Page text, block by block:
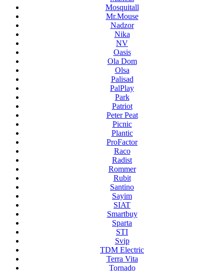
Mosquitall
Mr.Mouse
Nadzor
Nika
NV
Oasis
Ola Dom
Olsa
Palisad
PalPlay
Park
Patriot
Peter Peat
Picnic
Plantic
ProFactor
Raco
Radist
Rommer
Rubit
Santino
Sayim
SIAT
Smartbuy
Sparta
STI
Svip
TDM Electric
Terra Vita
Tornado